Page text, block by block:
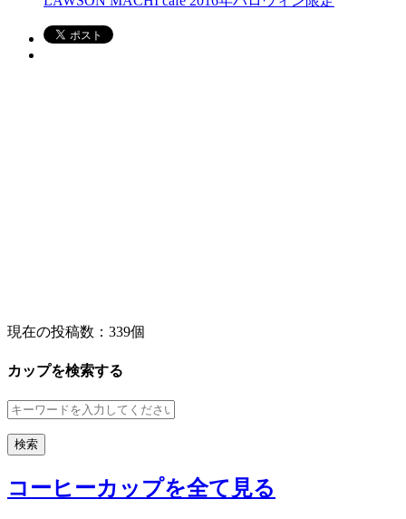
現在の投稿数： 339個
カップを検索する
コーヒーカップを全て見る